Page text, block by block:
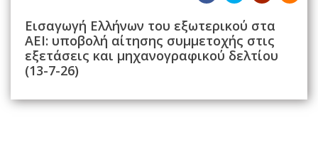
Εισαγωγή Ελλήνων του εξωτερικού στα
ΑΕΙ: υποβολή αίτησης συμμετοχής στις
εξετάσεις και μηχανογραφικού δελτίου
(13-7-26)